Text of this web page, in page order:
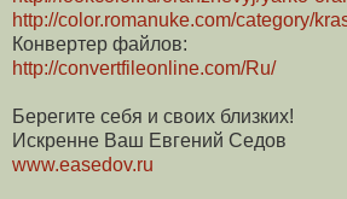
http://color.romanuke.com/category/
Конвертер файлов:
http://convertfileonline.com/Ru/
Берегите себя и своих близких!
Искренне Ваш Евгений Седов
www.easedov.ru